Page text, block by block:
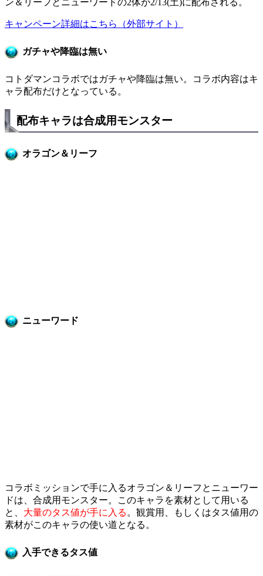
キャンペーン詳細はこちら（外部サイト）
ガチャや降臨は無い
コトダマンコラボではガチャや降臨は無い。コラボ内容はキ
ャラ配布だけとなっている。
配布キャラは合成用モンスター
オラゴン＆リーフ
ニューワード
コラボミッションで手に入るオラゴン＆リーフとニューワー
ドは、合成用モンスター。このキャラを素材として用いる
と、 大量のタス値が手に入る 。観賞用、もしくはタス値用の
素材がこのキャラの使い道となる。
入手できるタス値